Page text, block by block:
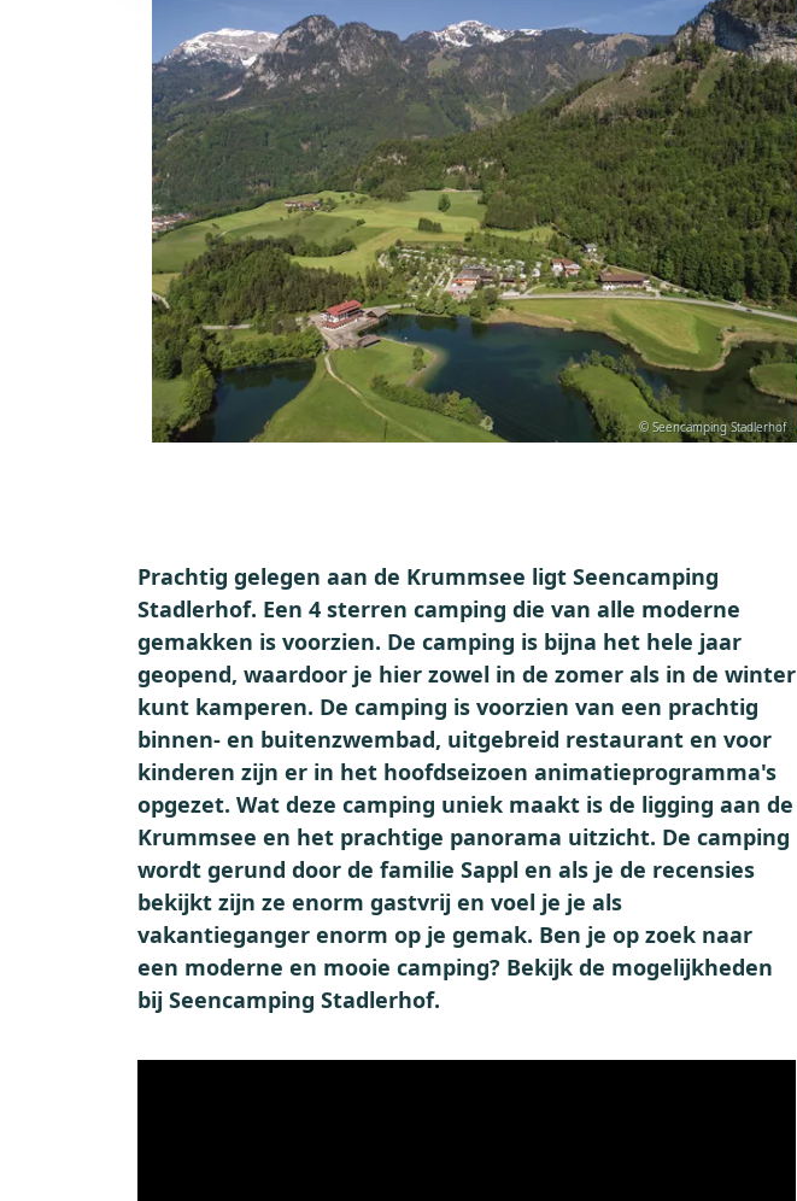
© Seencamping Stadlerhof
Prachtig gelegen aan de Krummsee ligt Seencamping
Stadlerhof. Een 4 sterren camping die van alle moderne
gemakken is voorzien. De camping is bijna het hele jaar
geopend, waardoor je hier zowel in de zomer als in de winter
kunt kamperen. De camping is voorzien van een prachtig
binnen- en buitenzwembad, uitgebreid restaurant en voor
kinderen zijn er in het hoofdseizoen animatieprogramma's
opgezet. Wat deze camping uniek maakt is de ligging aan de
Krummsee en het prachtige panorama uitzicht. De camping
wordt gerund door de familie Sappl en als je de recensies
bekijkt zijn ze enorm gastvrij en voel je je als
vakantieganger enorm op je gemak. Ben je op zoek naar
een moderne en mooie camping? Bekijk de mogelijkheden
bij Seencamping Stadlerhof.